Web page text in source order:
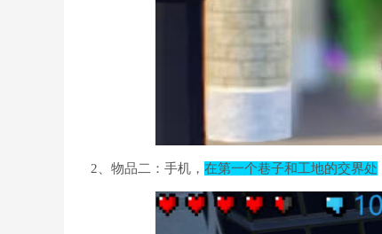
2、物品二：手机， 在第一个巷子和工地的交界处